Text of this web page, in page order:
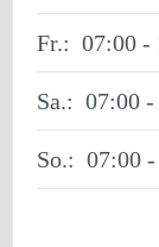
Fr.: 07:00 -
Sa.: 07:00
So.: 07:00